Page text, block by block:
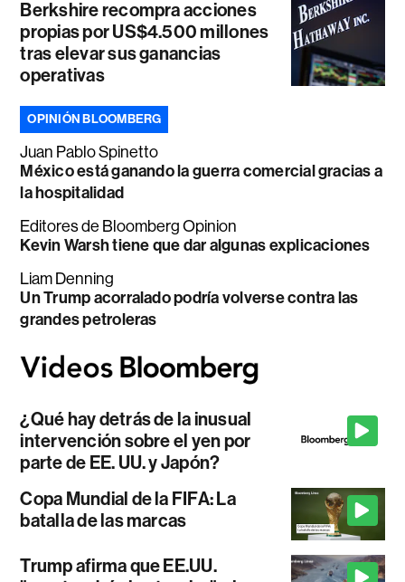
Berkshire recompra acciones
propias por US$4.500 millones
tras elevar sus ganancias
operativas
OPINIÓN BLOOMBERG
Juan Pablo Spinetto
México está ganando la guerra comercial gracias a
la hospitalidad
Editores de Bloomberg Opinion
Kevin Warsh tiene que dar algunas explicaciones
Liam Denning
Un Trump acorralado podría volverse contra las
grandes petroleras
¿Qué hay detrás de la inusual
intervención sobre el yen por
parte de EE. UU. y Japón?
Copa Mundial de la FIFA: La
batalla de las marcas
Trump afirma que EE.UU.